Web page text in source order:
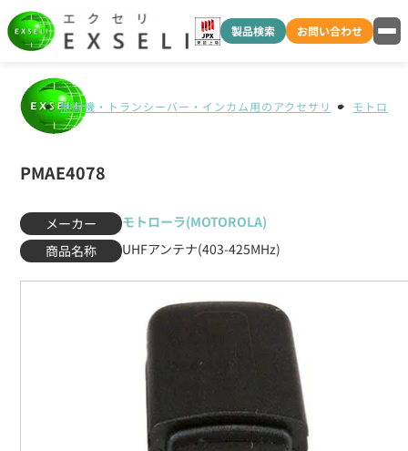
製品検索 お問い合わせ
無線機・トランシーバー・インカム用のアクセサリ モトロー
PMAE4078
メーカー
モトローラ(MOTOROLA)
商品名称
UHFアンテナ(403-425MHz)